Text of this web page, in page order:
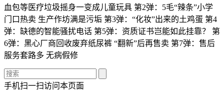
血包等医疗垃圾摇身一变成儿童玩具 第2弹：5毛“辣条”小学
门口热卖 生产作坊满是污垢 第3弹：“化妆”出来的土鸡蛋 第4
弹：缺德的智能骚扰电话 第5弹：资质证书岂能如此挂靠？ 第
6弹：黑心厂商回收废弃纸尿裤 “翻新”后再售卖 第7弹：售后
服务套路多 无病假修
手机扫一扫访问本页面